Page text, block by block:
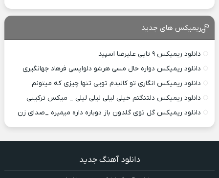
ریمیکس های جدید
دانلود ریمیکس ۹ تایی علیرضا اسپید
دانلود ریمیکس دواره حال مسی هرشو دلواپسی فرهاد جهانگیری
دانلود ریمیکس انگاری تو کالبدم تویی تنها چیزی که میتونم
دانلود ریمیکس دلتنگتم خیلی لیلی لیلی لیلی _ میکس ترکیبی
دانلود ریمیکس گل توی گلدون باز دوباره داره میمیره _صدای زن
دانلود آهنگ جدید